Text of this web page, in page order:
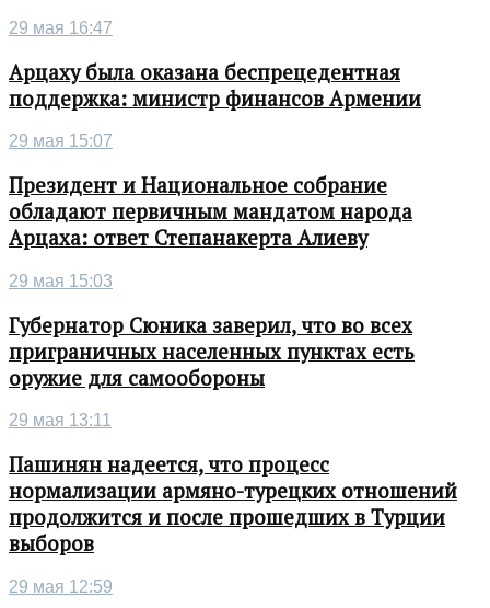
29 мая 16:47
Арцаху была оказана беспрецедентная
поддержка: министр финансов Армении
29 мая 15:07
Президент и Национальное собрание
обладают первичным мандатом народа
Арцаха: ответ Степанакерта Алиеву
29 мая 15:03
Губернатор Сюника заверил, что во всех
приграничных населенных пунктах есть
оружие для самообороны
29 мая 13:11
Пашинян надеется, что процесс
нормализации армяно-турецких отношений
продолжится и после прошедших в Турции
выборов
29 мая 12:59